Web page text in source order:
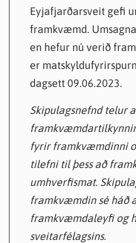
Eyjafjarðarsveit gefi
framkvæmd.
en hefur nú verið
er
dagsett 09.06.2023.
Skipulagsnefnd telur
fyrir framkvæmdinni
tilefni til þess að
umhverfismat.
framkvæmdin sé háð
framkvæmdaleyfi og
sveitarfélagsins.